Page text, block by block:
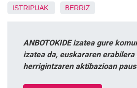
ISTRIPUAK BERRIZ
ANBOTOKIDE izatea gure
izatea da, euskararen erabilera
herrigintzaren aktibazioan